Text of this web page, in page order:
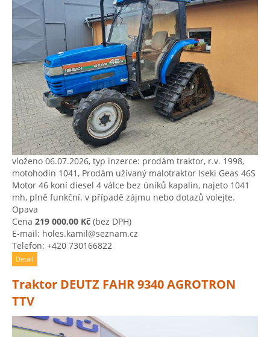
vloženo 06.07.2026, typ inzerce: prodám traktor, r.v. 1998,
motohodin 1041, Prodám užívaný malotraktor Iseki Geas 46S
Motor 46 koní diesel 4 válce bez úniků kapalin, najeto 1041
mh, plně funkční. v případě zájmu nebo dotazů volejte.
Opava
Cena 219 000,00 Kč (bez DPH)
E-mail: holes.kamil@seznam.cz
Telefon: +420 730166822
Detail
Traktor DEUTZ FAHR 9340 AGROTRON
TTV